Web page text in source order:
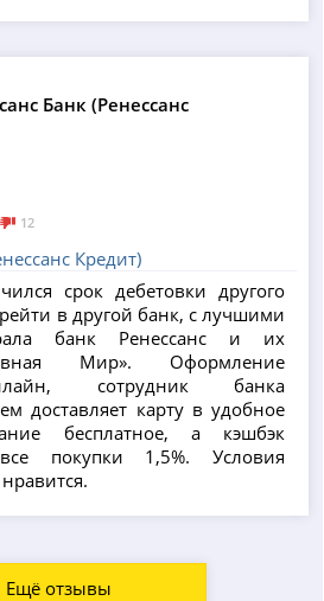
Банк (Ренессанс
12
срок дебетовки другого
в другой банк, с лучшими
банк Ренессанс и их
Мир». Оформление
сотрудник банка
доставляет карту в удобное
бесплатное, а кэшбэк
покупки 1,5%. Условия
Ещё отзывы